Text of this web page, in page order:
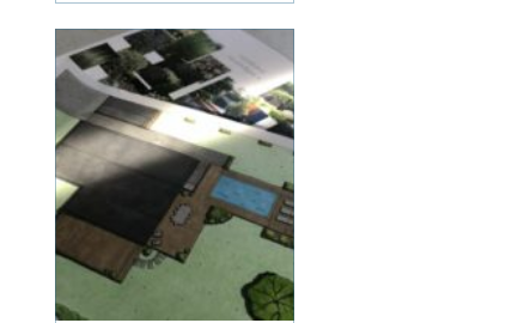
dock vara svårt att få
tiden att räcka till fö...